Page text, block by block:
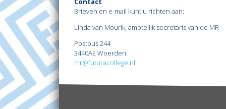
Brieven en e-mail kunt u richten aan:
Linda van Mourik, ambtelijk secretaris van de MR
Postbus 244
3440AE Woerden
mr@futuracollege.nl